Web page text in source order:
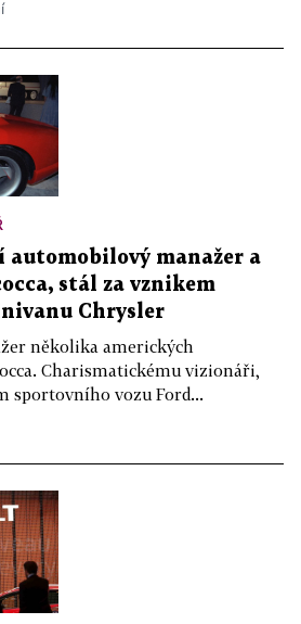
automobilový manažer a
stál za vznikem
Chrysler
několika amerických
Charismatickému vizionáři,
sportovního vozu Ford...